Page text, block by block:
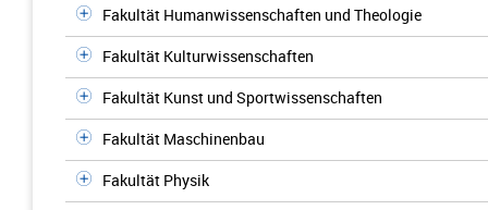
Fakultät Humanwissenschaften und Theologie
Fakultät Kulturwissenschaften
Fakultät Kunst und Sportwissenschaften
Fakultät Maschinenbau
Fakultät Physik